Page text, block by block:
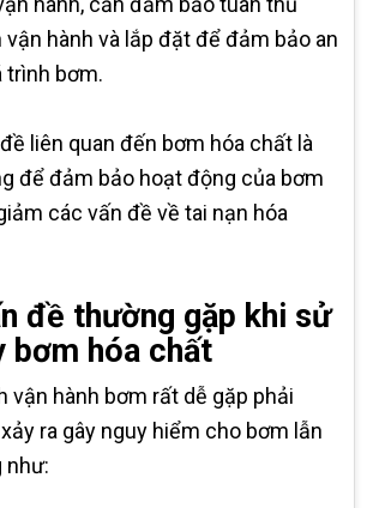
hành và lắp đặt để đảm bảo an
trình bơm.
liên quan đến bơm hóa chất là
để đảm bảo hoạt động của bơm
các vấn đề về tai nạn hóa
đề thường gặp khi sử
bơm hóa chất
vận hành bơm rất dễ gặp phải
ra gây nguy hiểm cho bơm lẫn
như: